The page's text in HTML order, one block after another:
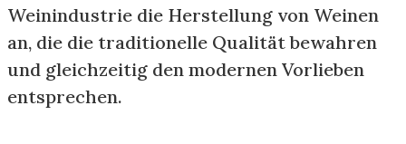
Weinindustrie die Herstellung von Weinen
an, die die traditionelle Qualität bewahren
und gleichzeitig den modernen Vorlieben
entsprechen.